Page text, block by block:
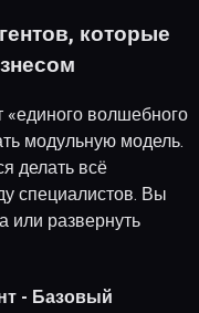
которые
«единого волшебного
модульную модель.
делать всё
специалистов. Вы
или развернуть
- Базовый